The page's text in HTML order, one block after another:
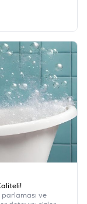
olup
etkileyici ve
detaylarını
için ise kadraj
parlaması ve